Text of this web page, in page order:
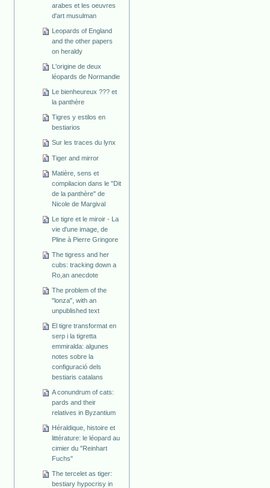
arabes et les oeuvres
d'art musulman
Leopards of England
and the other papers
on heraldy
L'origine de deux
léopards de Normandie
Le bienheureux ??? et
la panthère
Tigres y estilos en
bestiarios
Sur les traces du lynx
Tiger and mirror
Matière, sens et
compilacion dans le "Dit
de la panthère" de
Nicole de Margival
Le tigre et le miroir - La
vie d'une image, de
Pline à Pierre Gringore
The tigress and her
cubs: tracking down a
Ro,an anecdote
The problem of the
"lonza", with an
unpublished text
El tigre transformat en
serp i la tigretta
emmiralda: algunes
notes sobre la
configuració dels
bestiaris catalans
A conundrum of cats:
pards and their
relatives in Byzantium
Héraldique, histoire et
littérature: le léopard au
cimier du "Reinhart
Fuchs"
The tercelet as tiger:
bestiary hypocrisy in